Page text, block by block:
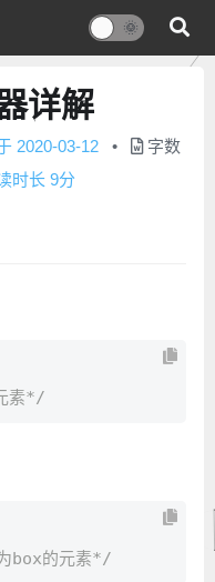
详解
2020-03-12
字数
时长 9分
素*/
box的元素*/